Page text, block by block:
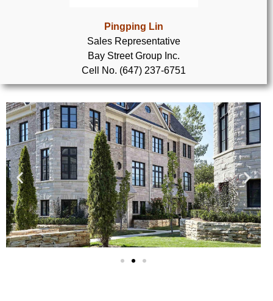
新移民指南
留学生指南
实用链接
加拿大房地产网站
大多伦多教育网站
大多伦多医疗机构
Pingping Lin
Sales Representative
Bay Street Group Inc.
Cell No. (647) 237-6751